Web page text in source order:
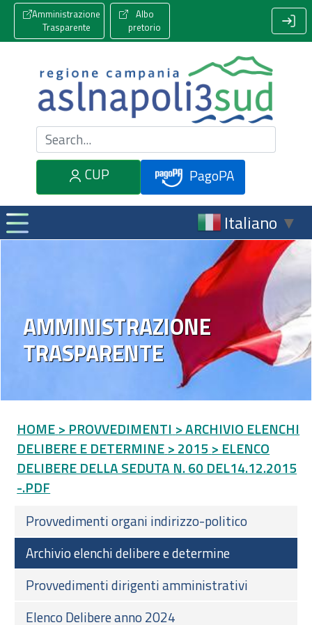
Amministrazione
Trasparente
Albo
pretorio
Cerca nel sito
CUP
PagoPA
Italiano ▼
AMMINISTRAZIONE
TRASPARENTE
HOME > PROVVEDIMENTI > ARCHIVIO ELENCHI
DELIBERE E DETERMINE > 2015 > ELENCO
DELIBERE DELLA SEDUTA N. 60 DEL14.12.2015
-.PDF
Provvedimenti organi indirizzo-politico
Archivio elenchi delibere e determine
Provvedimenti dirigenti amministrativi
Elenco Delibere anno 2024